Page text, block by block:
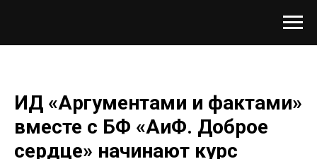
ИД «Аргументами и фактами»
вместе с БФ «АиФ. Доброе
сердце» начинают курс